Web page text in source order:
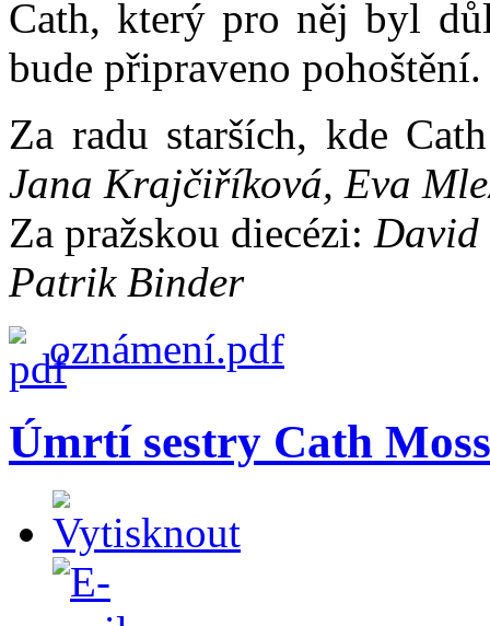
Cath, který pro něj byl
bude připraveno pohoštění.
Za radu starších, kde
Jana Krajčiříková, Eva
Za pražskou diecézi: David
Patrik Binder
oznámení.pdf
Úmrtí sestry Cath Moss